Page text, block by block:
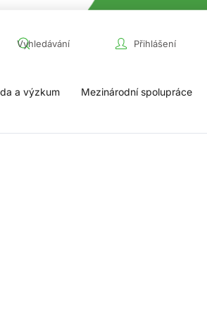
Přihlášení
a výzkum Mezinárodní spolupráce